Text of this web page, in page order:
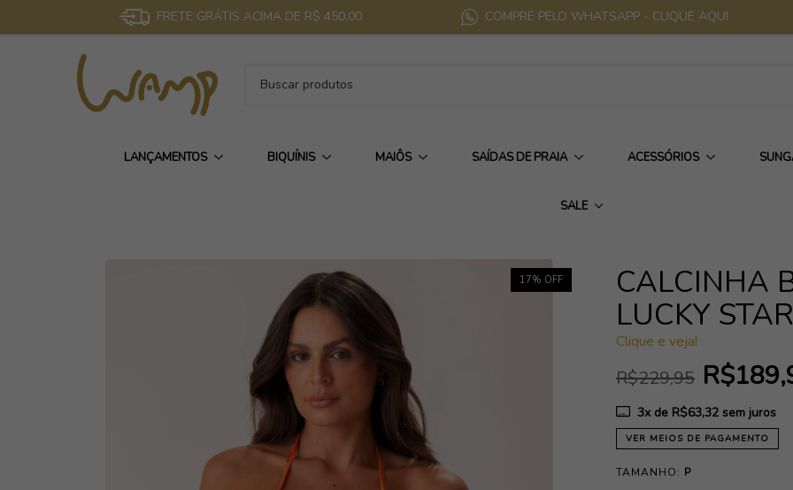
FRETE GRÁTIS ACIMA DE R$ 450,00 COMPRE PELO WHATSAPP - CLIQUE AQUI
LANÇAMENTOS BIQUÍNIS MAIÔS SAÍDAS DE PRAIA ACESSÓRIOS
SALE
17% OFF
CALCINHA
LUCKY STAR
Clique e veja!
R$229,95
3x de R$63,32sem juros
VER MEIOS DE PAGAMENTO
TAMANHO: P